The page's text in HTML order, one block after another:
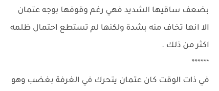
بضعف ساقيها الشديد فهي رغم وقوفها بوجه عتمان
الا انها تخاف منه بشدة ولكنها لم تستطع احتمال ظلمه
اكثر من ذلك .
******
في ذات الوقت كان عتمان يتحرك في الغرفة بغضب وهو